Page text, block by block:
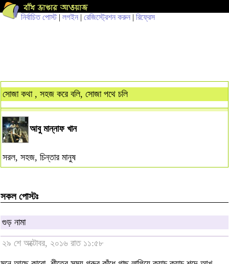
নির্বাচিত পোস্ট| লগইন | রেজিস্ট্রেশন করুন | রিফ্রেস
সোজা কথা , সহজ করে বলি, সোজা পথে চলি
আবু মান্নাফ খান
সরল, সহজ, চিন্তার মানুষ
সকল পোস্টঃ
গুড় নামা
২৯ শে অক্টোবর, ২০১৬ রাত ১১:৫৮